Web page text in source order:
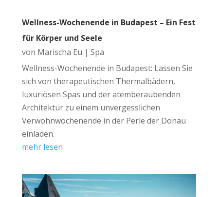
Wellness-Wochenende in Budapest – Ein Fest
für Körper und Seele
von Marischa Eu | Spa
Wellness-Wochenende in Budapest: Lassen Sie
sich von therapeutischen Thermalbädern,
luxuriösen Spas und der atemberaubenden
Architektur zu einem unvergesslichen
Verwöhnwochenende in der Perle der Donau
einladen.
mehr lesen